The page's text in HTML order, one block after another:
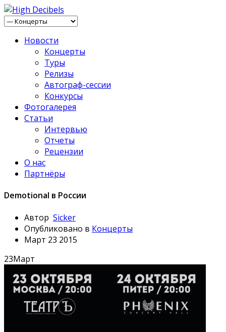
Новости
Концерты
Туры
Релизы
Автограф-сессии
Конкурсы
Фотогалерея
Статьи
Интервью
Отчеты
Рецензии
О нас
Партнёры
Demotional в России
Автор Sicker
Опубликовано в Концерты
Март 23 2015
23Март